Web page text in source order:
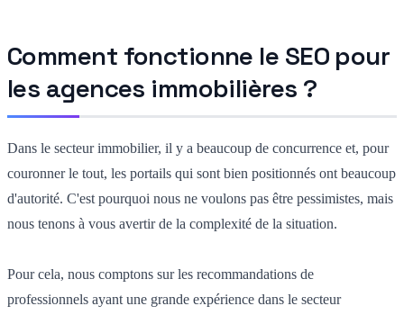
Comment fonctionne le SEO pour
les agences immobilières ?
Dans le secteur immobilier, il y a beaucoup de concurrence et, pour
couronner le tout, les portails qui sont bien positionnés ont beaucoup
d'autorité. C'est pourquoi nous ne voulons pas être pessimistes, mais
nous tenons à vous avertir de la complexité de la situation.
Pour cela, nous comptons sur les recommandations de
professionnels ayant une grande expérience dans le secteur